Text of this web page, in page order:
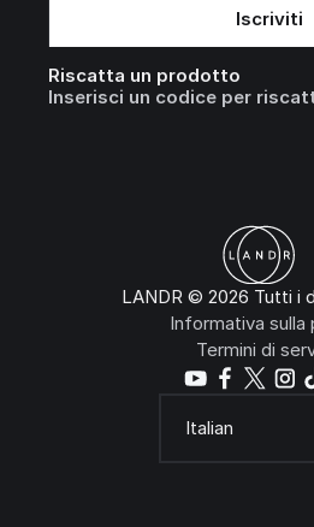
Riscatta un prodotto
Inserisci un codice per
LANDR © 2026 Tutti i
Informativa sulla
Termini di
Italian